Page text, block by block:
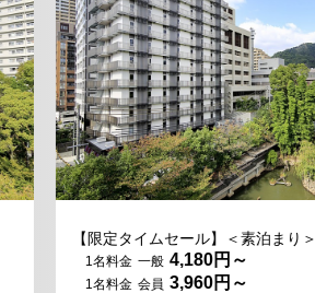
【限定タイムセール】＜素泊まり＞
4,180
3,960